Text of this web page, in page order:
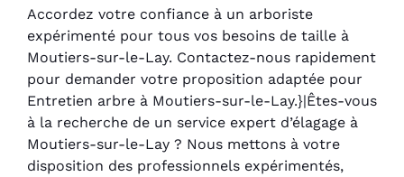
Accordez votre confiance à un arboriste
expérimenté pour tous vos besoins de taille à
Moutiers-sur-le-Lay. Contactez-nous rapidement
pour demander votre proposition adaptée pour
Entretien arbre à Moutiers-sur-le-Lay.}|Êtes-vous
à la recherche de un service expert d’élagage à
Moutiers-sur-le-Lay ? Nous mettons à votre
disposition des professionnels expérimentés,